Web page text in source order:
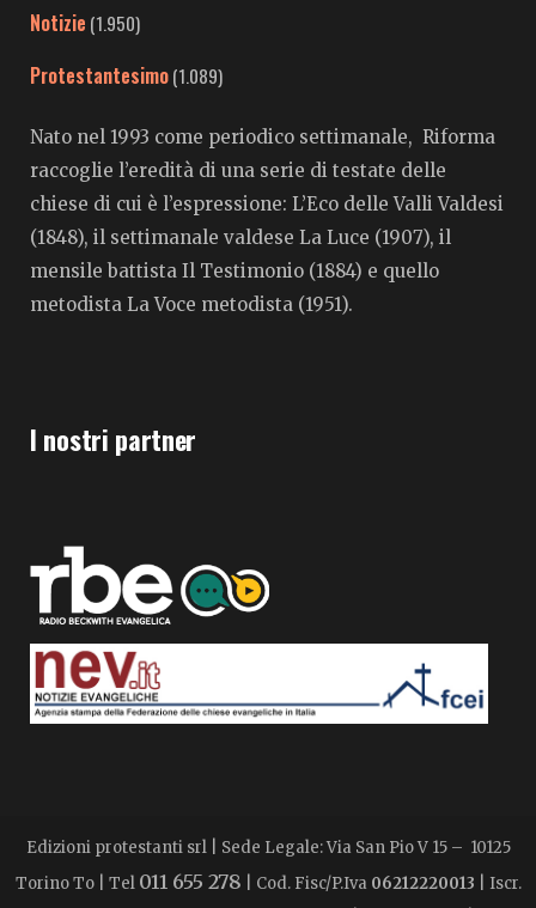
Notizie (1.950)
Protestantesimo(1.089)
Nato nel 1993 come periodico settimanale, Riforma
raccoglie l’eredità di una serie di testate delle
chiese di cui è l’espressione: L’Eco delle Valli Valdesi
(1848), il settimanale valdese La Luce (1907), il
mensile battista Il Testimonio (1884) e quello
metodista La Voce metodista (1951).
I nostri partner
Edizioni protestanti srl | Sede Legale: Via San Pio V 15 – 10125
Torino To | Tel 011 655 278 | Cod. Fisc/P.Iva 06212220013 | Iscr.